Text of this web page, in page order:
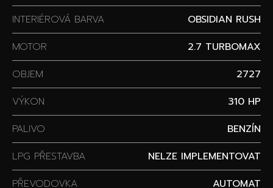
INTERIÉROVÁ BARVA
OBSIDIAN RUSH
MOTOR
2.7 TURBOMAX
OBJEM
2727
VÝKON
310 HP
PALIVO
BENZÍN
LPG PŘESTAVBA
NELZE IMPLEMENTOVAT
PŘEVODOVKA
AUTOMAT